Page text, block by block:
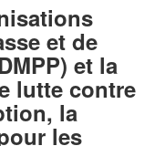
et de
et la
lutte contre
la
les